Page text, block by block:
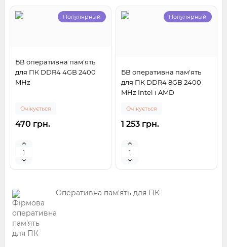
Популярный
БВ оперативна пам'ять
для ПК DDR4 4GB 2400
MHz
Очікується
470 грн.
Популярный
БВ оперативна пам'ять
для ПК DDR4 8GB 2400
MHz Intel і AMD
Очікується
1 253 грн.
Оперативна пам'ять для ПК